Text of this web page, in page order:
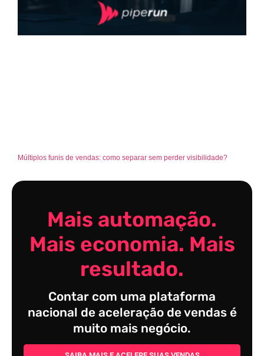
Múltiplos funis de vendas: como separar sem perder visibilidade?
Mais automação.
Mais economia. Mais
resultado.
Contar com uma plataforma
nacional de aceleração de vendas é
muito mais negócio.